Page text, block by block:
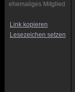
ehemaliges Mitglied
Link kopieren
Lesezeichen setzen